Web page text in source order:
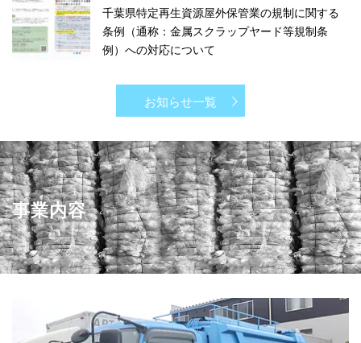
千葉県特定再生資源屋外保管業の規制に関する
条例（通称：金属スクラップヤード等規制条
例）への対応について
お知らせ一覧
事業内容
ストレッチフィルムの無料回収、買取